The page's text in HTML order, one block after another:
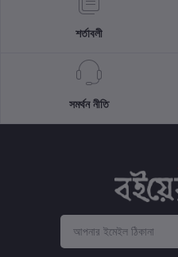
শর্তাবলী
সমর্থন নীতি